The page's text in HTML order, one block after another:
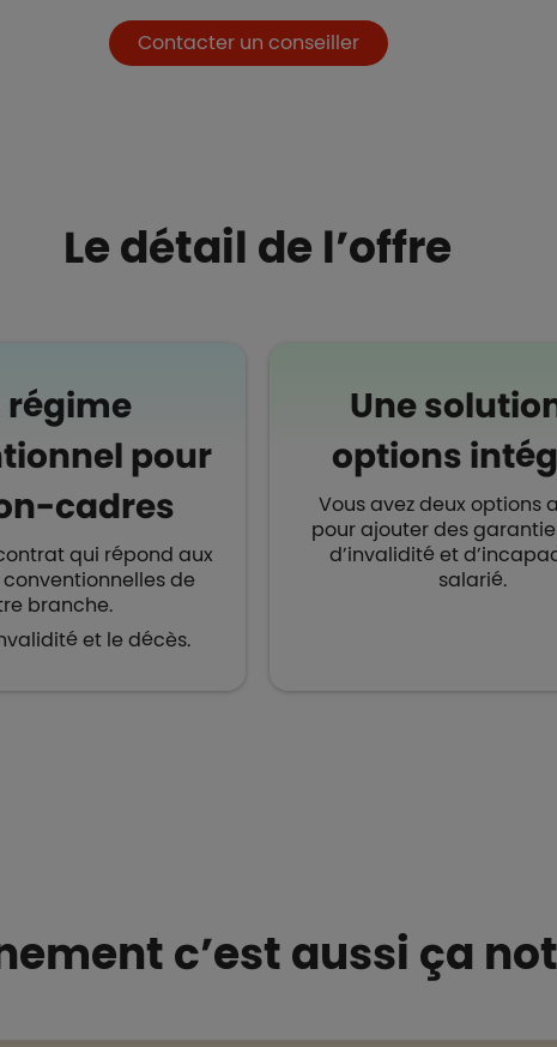
Contacter un conseiller
Le détail de l’offre
régime
pour
cadres
qui répond aux
de
branche.
et le décès.
Une
options
Vous avez deux options
pour ajouter des
d’invalidité et
salarié.
c’est aussi ça